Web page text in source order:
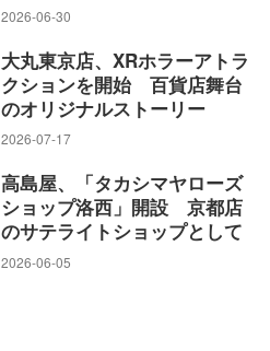
2026-06-30
大丸東京店、XRホラーアトラ
クションを開始 百貨店舞台
のオリジナルストーリー
2026-07-17
高島屋、「タカシマヤローズ
ショップ洛西」開設 京都店
のサテライトショップとして
2026-06-05